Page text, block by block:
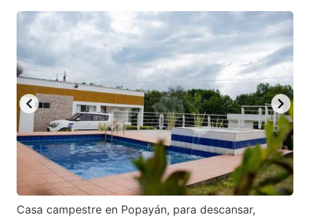
Casa campestre en Popayán, para descansar,